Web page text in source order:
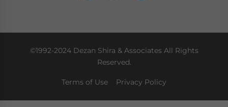
©1992-2024 Dezan Shira & Associates All Rights
Reserved.
Terms of Use Privacy Policy